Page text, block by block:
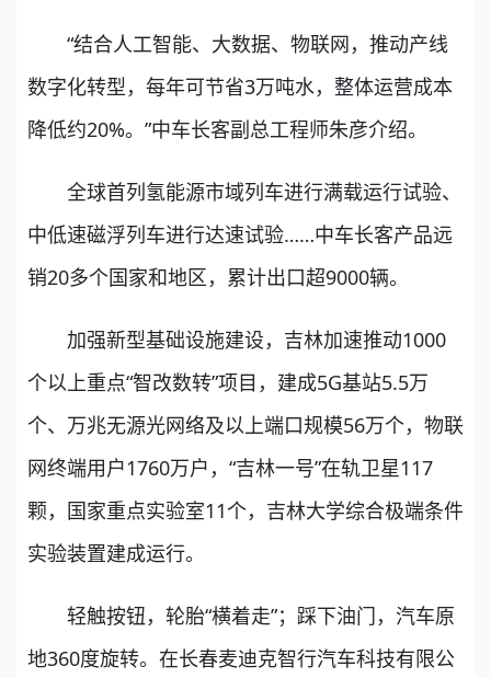
“结合人工智能、大数据、物联网，推动产线
数字化转型，每年可节省3万吨水，整体运营成本
降低约20%。”中车长客副总工程师朱彦介绍。
全球首列氢能源市域列车进行满载运行试验、
中低速磁浮列车进行达速试验……中车长客产品远
销20多个国家和地区，累计出口超9000辆。
加强新型基础设施建设，吉林加速推动1000
个以上重点“智改数转”项目，建成5G基站5.5万
个、万兆无源光网络及以上端口规模56万个，物联
网终端用户1760万户，“吉林一号”在轨卫星117
颗，国家重点实验室11个，吉林大学综合极端条件
实验装置建成运行。
轻触按钮，轮胎“横着走”；踩下油门，汽车原
地360度旋转。在长春麦迪克智行汽车科技有限公